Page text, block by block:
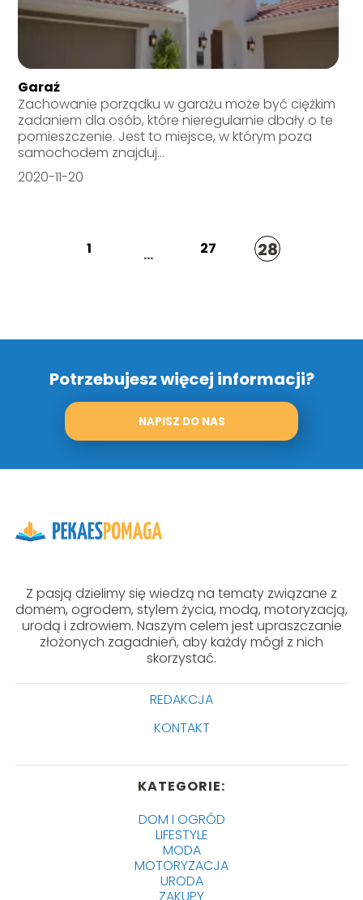
Garaż
Zachowanie porządku w garażu może być ciężkim
zadaniem dla osób, które nieregularnie dbały o te
pomieszczenie. Jest to miejsce, w którym poza
samochodem znajduj...
2020-11-20
1 ... 27 28
Potrzebujesz więcej informacji?
NAPISZ DO NAS
Z pasją dzielimy się wiedzą na tematy związane z
domem, ogrodem, stylem życia, modą, motoryzacją,
urodą i zdrowiem. Naszym celem jest upraszczanie
złożonych zagadnień, aby każdy mógł z nich
skorzystać.
REDAKCJA
KONTAKT
KATEGORIE:
DOM I OGRÓD
LIFESTYLE
MODA
MOTORYZACJA
URODA